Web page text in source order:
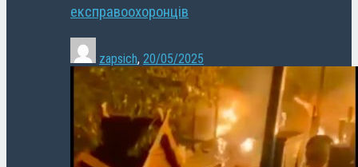
експравоохоронців
zapsich, 20/05/2025